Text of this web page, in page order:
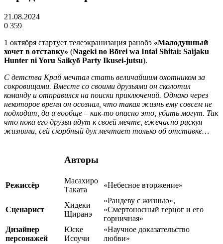
21.08.2024
0 359
1 октября стартует телеэкранизация ранобэ «Малодушный
хочет в отставку» (Nageki no Bōrei wa Intai Shitai: Saijaku
Hunter ni Yoru Saikyō Party Ikusei-jutsu).
С детства Край мечтал стать величайшим охотником за
сокровищами. Вместе со своими друзьями он сколотил
команду и отправился на поиски приключений. Однако через
некоторое время он осознал, что такая жизнь ему совсем не
подходит, да и вообще – как-то опасно это, убить могут. Так
что пока его друзья идут к своей мечте, ежечасно рискуя
жизнями, сей скорбный дух мечтает только об отставке…
Авторы
Режиссёр
Масахиро
Таката
«Небесное вторжение»
Сценарист
Хидеки
Щиранэ
«Рандеву с жизнью»,
«Смертоносный герцог и его
горничная»
Дизайнер
персонажей
Юске
Исоучи
«Научное доказательство
любви»